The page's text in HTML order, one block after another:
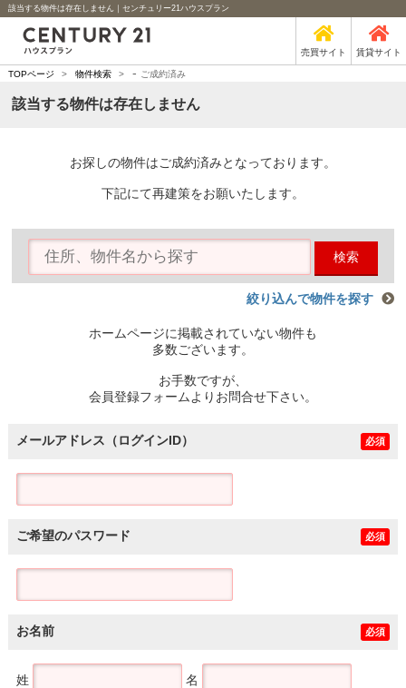
該当する物件は存在しません｜センチュリー21ハウスプラン
売買サイト 賃貸サイト
TOPページ > 物件検索 > - ご成約済み
該当する物件は存在しません
お探しの物件はご成約済みとなっております。
下記にて再建策をお願いたします。
検索
絞り込んで物件を探す
ホームページに掲載されていない物件も
多数ございます。
お手数ですが、
会員登録フォームよりお問合せ下さい。
メールアドレス（ログインID） 必須
ご希望のパスワード 必須
お名前 必須
姓 名